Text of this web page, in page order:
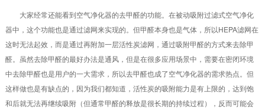
大家经常还能看到空气净化器的去甲醛的功能。在被动吸附过滤式空气净化
器中，这个功能也是通过滤网来实现的。但甲醛本身也是气体，所以HEPA滤网在
这时无法起效，而是通过再附加一层活性炭滤网，通过吸附甲醛的方式来去除甲
醛。虽然去除甲醛的最好办法是通风，但是在很多应用场景中，需要在密闭环境
中去除甲醛也是用户的一大需求，所以去甲醛也成了空气净化器的需求热点。但
这样做也是有缺点的，因为我们都知道，活性炭的吸附能力是有上限的，达到饱
和后就无法再继续吸附（但通常甲醛的释放是很长期的持续过程），反而可能会